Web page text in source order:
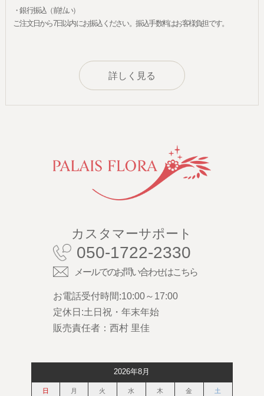
・銀行振込（前払い）
ご注文日から7日以内にお振込ください。振込手数料はお客様負担です。
詳しく見る
カスタマーサポート
050-1722-2330
メールでのお問い合わせはこちら
お電話受付時間:10:00～17:00
定休日:土日祝・年末年始
販売責任者：西村 里佳
2026年8月
日 月 火 水 木 金 土